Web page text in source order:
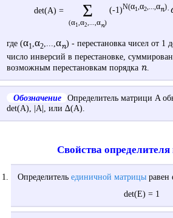
det(A) =
Σ (-1)N(α1,α2,...,αn)·
(α1 α2 αn)
где (α1 α2,..., αn) - перестановка чисел от 1
число инверсий в перестановке,
возможным перестановкам порядка n.
Обозначение
Определитель матрици A
det(A), |A|, или ∆(A).
Свойства
Определитель единичной матрицыравен
det(E) = 1